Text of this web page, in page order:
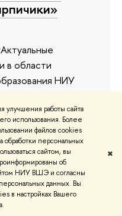
улучшения работы сайта
использования. Более
файлов cookies
обработки персональных
сайтом, вы
об
НИУ ВШЭ и согласны
данных. Вы
в настройках Вашего
✖
в области
НИУ
какими
обладать их
29 мая 2019